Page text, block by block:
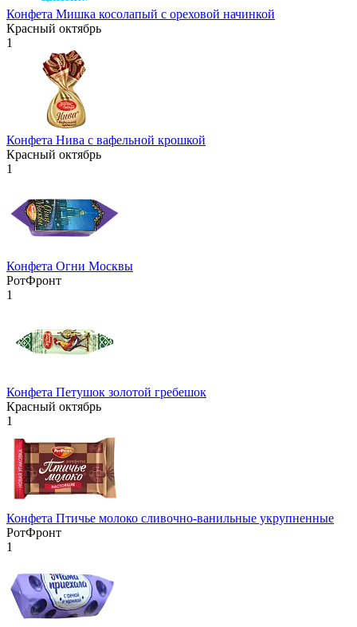
Конфета Мишка косолапый с ореховой начинкой
Красный октябрь
1
Конфета Нива с вафельной крошкой
Красный октябрь
1
Конфета Огни Москвы
РотФронт
1
Конфета Петушок золотой гребешок
Красный октябрь
1
Конфета Птичье молоко сливочно-ванильные укрупненные
РотФронт
1